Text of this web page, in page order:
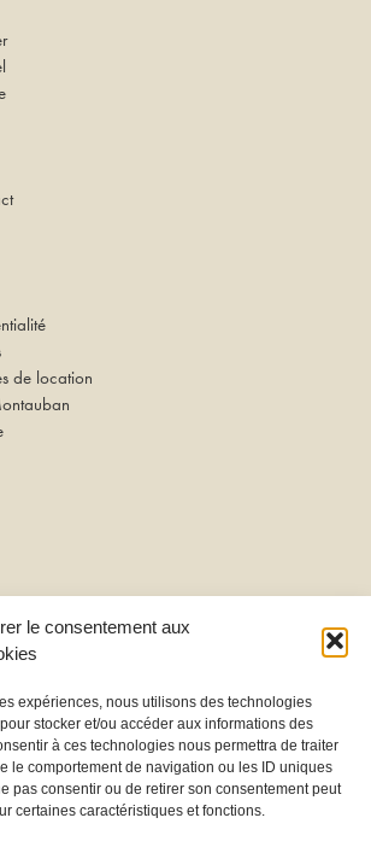
le consentement aux
expériences, nous utilisons des technologies
stocker et/ou accéder aux informations des
à ces technologies nous permettra de traiter
le comportement de navigation ou les ID uniques
pas consentir ou de retirer son consentement peut
certaines caractéristiques et fonctions.
de location
bière :
à Aucamville